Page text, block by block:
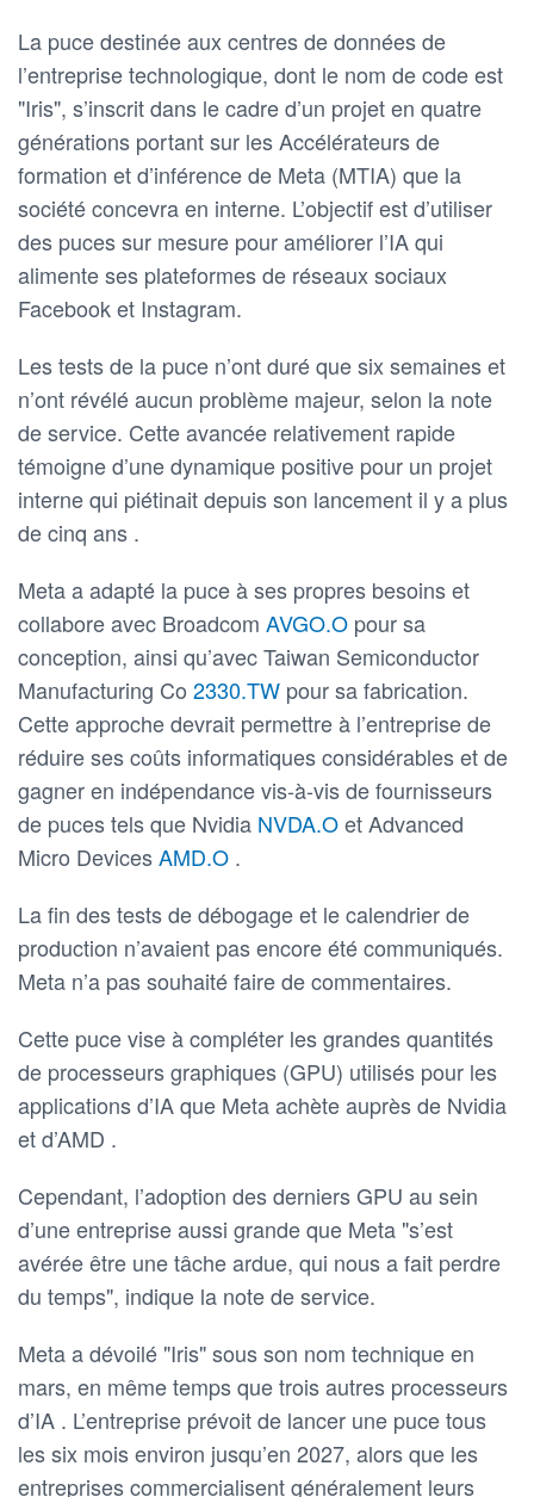
La puce destinée aux centres de données de
l’entreprise technologique, dont le nom de code est
"Iris", s’inscrit dans le cadre d’un projet en quatre
générations portant sur les Accélérateurs de
formation et d’inférence de Meta (MTIA) que la
société concevra en interne. L’objectif est d’utiliser
des puces sur mesure pour améliorer l’IA qui
alimente ses plateformes de réseaux sociaux
Facebook et Instagram.
Les tests de la puce n’ont duré que six semaines et
n’ont révélé aucun problème majeur, selon la note
de service. Cette avancée relativement rapide
témoigne d’une dynamique positive pour un projet
interne qui piétinait depuis son lancement il y a plus
de cinq ans .
Meta a adapté la puce à ses propres besoins et
collabore avec Broadcom AVGO.O pour sa
conception, ainsi qu’avec Taiwan Semiconductor
Manufacturing Co 2330.TW pour sa fabrication.
Cette approche devrait permettre à l’entreprise de
réduire ses coûts informatiques considérables et de
gagner en indépendance vis-à-vis de fournisseurs
de puces tels que Nvidia NVDA.Oet Advanced
Micro DevicesAMD.O .
La fin des tests de débogage et le calendrier de
production n’avaient pas encore été communiqués.
Meta n’a pas souhaité faire de commentaires.
Cette puce vise à compléter les grandes quantités
de processeurs graphiques (GPU) utilisés pour les
applications d’IA que Meta achète auprès de Nvidia
et d’AMD .
Cependant, l’adoption des derniers GPU au sein
d’une entreprise aussi grande que Meta "s’est
avérée être une tâche ardue, qui nous a fait perdre
du temps", indique la note de service.
Meta a dévoilé "Iris" sous son nom technique en
mars, en même temps que trois autres processeurs
d’IA . L’entreprise prévoit de lancer une puce tous
les six mois environ jusqu’en 2027, alors que les
entreprises commercialisent généralement leurs